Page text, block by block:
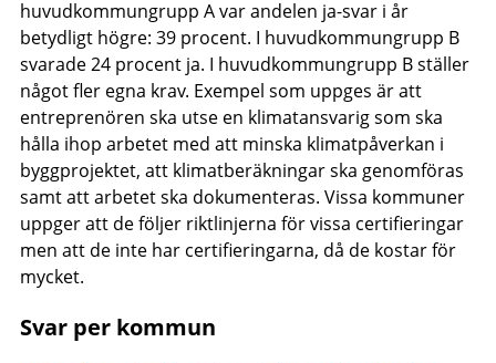
huvudkommungrupp A var andelen ja-svar i år
betydligt högre: 39 procent. I huvudkommungrupp B
svarade 24 procent ja. I huvudkommungrupp B ställer
något fler egna krav. Exempel som uppges är att
entreprenören ska utse en klimatansvarig som ska
hålla ihop arbetet med att minska klimatpåverkan i
byggprojektet, att klimatberäkningar ska genomföras
samt att arbetet ska dokumenteras. Vissa kommuner
uppger att de följer riktlinjerna för vissa certifieringar
men att de inte har certifieringarna, då de kostar för
mycket.
Svar per kommun